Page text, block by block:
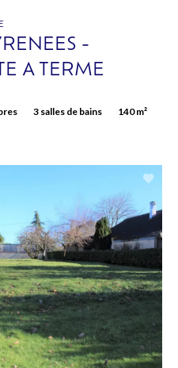
-
A TERME
3 salles de bains 140 m²